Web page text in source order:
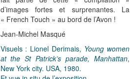
d’images fortes et surprenantes. La
« French Touch » au bord de l’Avon !
Jean-Michel Masqué
Visuels : Lionel Derimais, Young women
at the St Patrick’s parade, Manhattan,
New York city. USA, 1980.